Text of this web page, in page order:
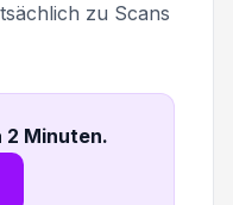
zu Scans
2 Minuten.